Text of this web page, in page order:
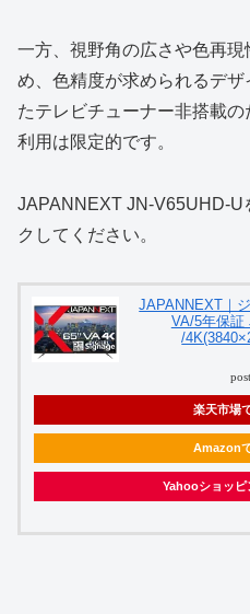
一方、視野角の広さや色再
め、色精度が求められるデ
たテレビチューナー非搭載
利用は限定的です。
JAPANNEXT JN-V65UHD-U
クしてください。
JAPANNEXT｜
VA/5年保証
/
楽天市場
Amazon
Yahooショッピ